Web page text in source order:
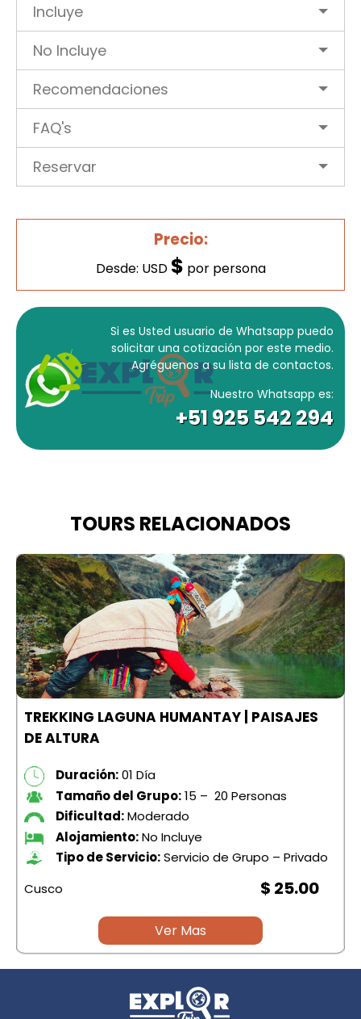
Incluye
No Incluye
Recomendaciones
FAQ's
Reservar
Precio:
Desde: USD $ por persona
Si es Usted usuario de Whatsapp puedo
solicitar una cotización por este medio.
Agréguenos a su lista de contactos.
Nuestro Whatsapp es:
+51 925 542 294
TOURS RELACIONADOS
TREKKING LAGUNA HUMANTAY | PAISAJES
DE ALTURA
Duración:01 Día
Tamaño del Grupo:15 – 20 Personas
Dificultad:Moderado
Alojamiento:No Incluye
Tipo de Servicio:Servicio de Grupo – Privado
Cusco
$ 25.00
Ver Mas